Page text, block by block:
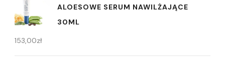
ALOESOWE SERUM NAWILŻAJĄCE
30ML
153,00zł